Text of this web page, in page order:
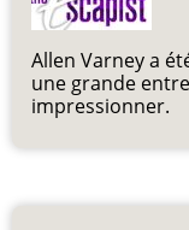
Allen Varney a
une grande
impressionner.